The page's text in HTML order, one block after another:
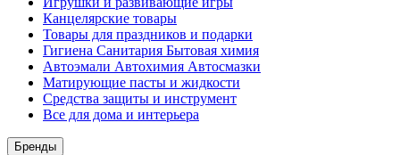
Канцелярские товары
Товары для праздников и подарки
Гигиена Санитария Бытовая химия
Автоэмали Автохимия Автосмазки
Матирующие пасты и жидкости
Средства защиты и инструмент
Все для дома и интерьера
Бренды